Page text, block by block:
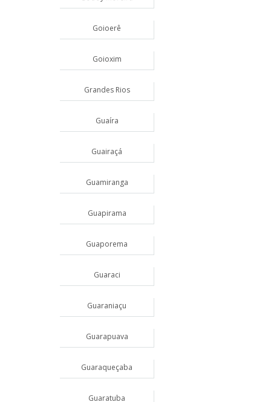
Goioerê
Goioxim
Grandes Rios
Guaíra
Guairaçá
Guamiranga
Guapirama
Guaporema
Guaraci
Guaraniaçu
Guarapuava
Guaraqueçaba
Guaratuba